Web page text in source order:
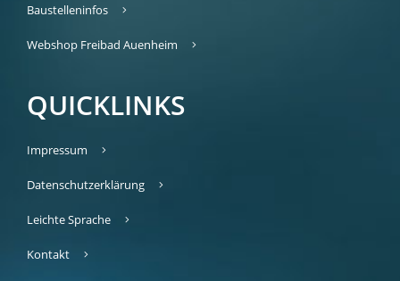
Baustelleninfos
Webshop Freibad Auenheim
QUICKLINKS
Impressum
Datenschutzerklärung
Leichte Sprache
Kontakt